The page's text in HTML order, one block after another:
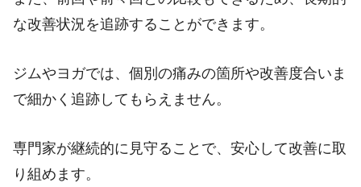
な改善状況を追跡することができます。
ジムやヨガでは、個別の痛みの箇所や改善度合いま
で細かく追跡してもらえません。
専門家が継続的に見守ることで、安心して改善に取
り組めます。